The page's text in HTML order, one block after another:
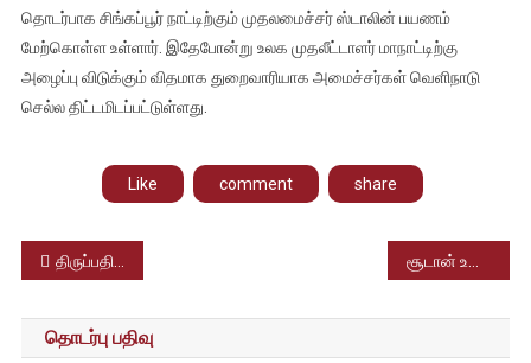
தொடர்பாக சிங்கப்பூர் நாட்டிற்கும் முதலமைச்சர் ஸ்டாலின் பயணம்
மேற்கொள்ள உள்ளார். இதேபோன்று உலக முதலீட்டாளர் மாநாட்டிற்கு
அழைப்பு விடுக்கும் விதமாக துறைவாரியாக அமைச்சர்கள் வெளிநாடு
செல்ல திட்டமிடப்பட்டுள்ளது.
Like comment share
Post
navigation
திருப்பதி திருமலை தேவஸ்தானம் பெயரில் போலி இணையதளங்கள், வழக்கு பதிவு செய்து விசாரனை சூடான் உள்நாட்டு போர் பதற்றம், வெளிநாட்டவர்களை வெளியேற்ற முயற்சி, இந்திய விமானங்கள் தயார் நிலையில்
தொடர்பு பதிவு